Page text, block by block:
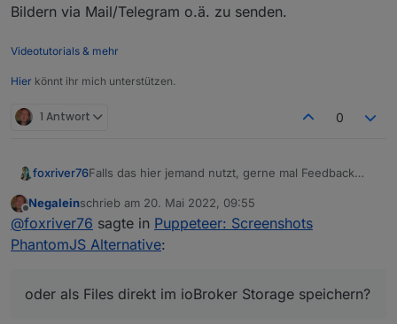
Bildern via Mail/Telegram o.ä. zu senden.
Videotutorials & mehr
Hier könnt ihr mich unterstützen.
1 Antwort 0
foxriver76Falls das hier jemand nutzt, gerne mal Feedback
funktionieren nicht so schön wie in Phantomjs?
Oder ihr möchtet die Screenshots als Binary States
oder als Files direkt im ioBroker Storage speichern?
Wenn da Bedarf ist, gerne Bescheid geben.
beste Grüße
Offline
Negaleinschrieb am 20. Mai 2022, 09:55
zuletzt editiert von
@foxriver76 sagte in Puppeteer: Screenshots
PhantomJS Alternative:
oder als Files direkt im ioBroker Storage speichern?